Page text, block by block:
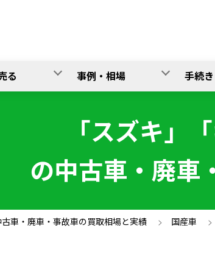
る 事例・相場 手続
「スズキ」
の中古車・廃車
古車・廃車・事故車の買取相場と実績 > 国産車 >